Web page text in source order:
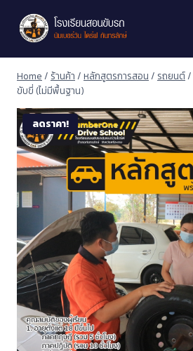
Home / ร้านค้า / หลักสูตรการสอน / รถยนต์/
ขับขี่ (ไม่มีพื้นฐาน)
ลดราคา!